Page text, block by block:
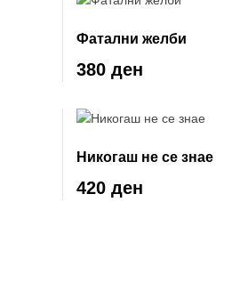
Фатални желби
380 ден
Никогаш не се знае
420 ден